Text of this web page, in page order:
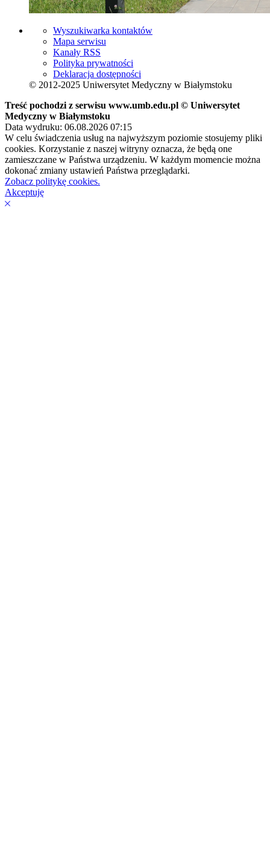
Wyszukiwarka kontaktów
Mapa serwisu
Kanały RSS
Polityka prywatności
Deklaracja dostępności
© 2012-2025 Uniwersytet Medyczny w Białymstoku
Treść pochodzi z serwisu www.umb.edu.pl © Uniwersytet
Medyczny w Białymstoku
Data wydruku: 06.08.2026 07:15
W celu świadczenia usług na najwyższym poziomie stosujemy pliki
cookies. Korzystanie z naszej witryny oznacza, że będą one
zamieszczane w Państwa urządzeniu. W każdym momencie można
dokonać zmiany ustawień Państwa przeglądarki.
Zobacz politykę cookies.
Akceptuję